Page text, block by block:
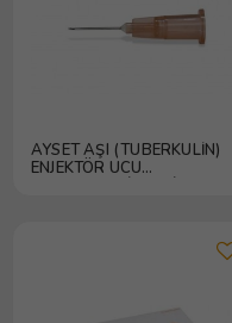
AYSET AŞI (TÜBERKÜLİN)
ENJEKTÖR UCU